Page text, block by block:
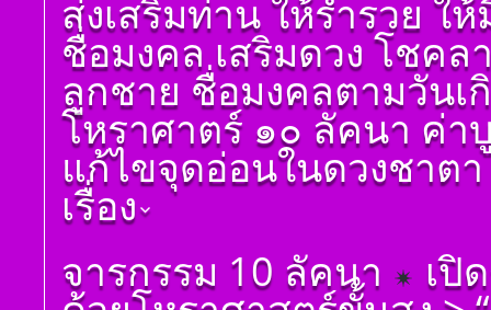
พูล(สีดิน) บทที่ ๘ ดวง
เกษตร
โ ห ร า ส า ด (ฉบับ
เรียนรู้โดยไม่ต้องถาม)
โดย สอ้าน นาคเพชร
พูล(สีดิน) บทที่ ๙ ดวง
ปรเกษตร (หรือดวง
ประ)
โ ห ร า ส า ด (ฉบับ
เรียนรู้โดยไม่ต้องถาม)
โดย สอ้าน นาคเพชร
พูล(สีดิน) บทที่ ๑๐ ดวง
มหาอุจ
ราศีมีน
ดูดวง ราศีกุมภ์
ส่งเสริมท่าน ให้ร่ำรวย ใ
ชื่อมงคล เสริมดวง โชคล
ลูกชาย ชื่อมงคลตามวัน
โหราศาตร์ ๑๐ ลัคนา ค่า
แก้ไขจุดอ่อนในดวงชาต
เรื่อง
ตั้งชื่อมงคลคนเกิดวัน
จันทร์ ตั้งชื่อดี เป็น
มงคล ชื่อมงคล ตั้งชื่อ
จารกรรม 10 ลัคนา เปิ